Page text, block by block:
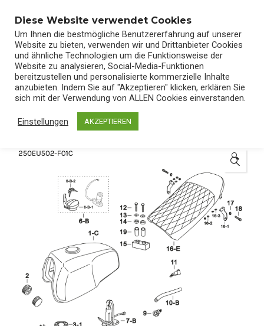
Start/Shop/Ersatzteile
🔍
Diese Website verwendet Cookies
Um Ihnen die bestmögliche Benutzererfahrung auf unserer
Website zu bieten, verwenden wir und Drittanbieter Cookies
und ähnliche Technologien um die Funktionsweise der
Website zu analysieren, Social-Media-Funktionen
bereitzustellen und personalisierte kommerzielle Inhalte
anzubieten. Indem Sie auf "Akzeptieren" klicken, erklären Sie
sich mit der Verwendung von ALLEN Cookies einverstanden.
Einstellungen AKZEPTIEREN